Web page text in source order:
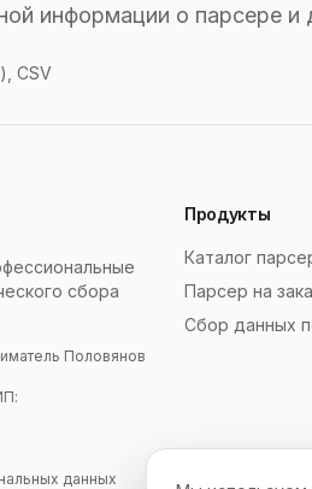
информации о парсере и
CSV
сбора
Половянов
данных
Продукты
Каталог
Парсер на
Сбор данных